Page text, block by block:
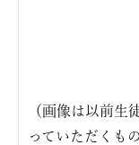
（画像は以前生
っていただくも